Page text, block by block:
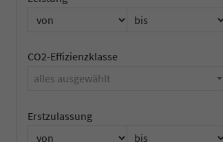
CO2-Effizienzklasse
alles ausgewählt
Erstzulassung